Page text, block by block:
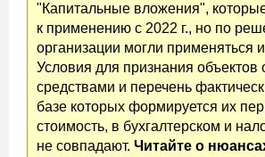
"Капитальные вложения",
к применению с 2022 г., но по
организации могли применяться
Условия для признания
средствами и перечень
базе которых формируется их
стоимость, в бухгалтерском и
не совпадают. Читайте о